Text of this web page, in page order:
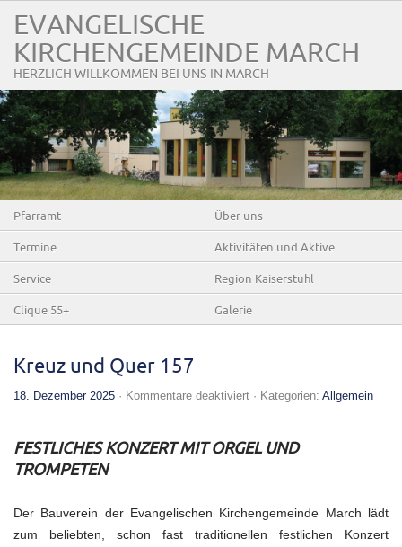
EVANGELISCHE
KIRCHENGEMEINDE MARCH
HERZLICH WILLKOMMEN BEI UNS IN MARCH
Pfarramt Über uns
Termine Aktivitäten und Aktive
Service Region Kaiserstuhl
Clique 55+ Galerie
Kreuz und Quer 157
18. Dezember 2025 · Kommentare deaktiviertfür
157
· Kategorien: Allgemein
FESTLICHES KONZERT MIT ORGEL UND
TROMPETEN
Der Bauverein der Evangelischen Kirchengemeinde March lädt
zum beliebten, schon fast traditionellen festlichen Konzert